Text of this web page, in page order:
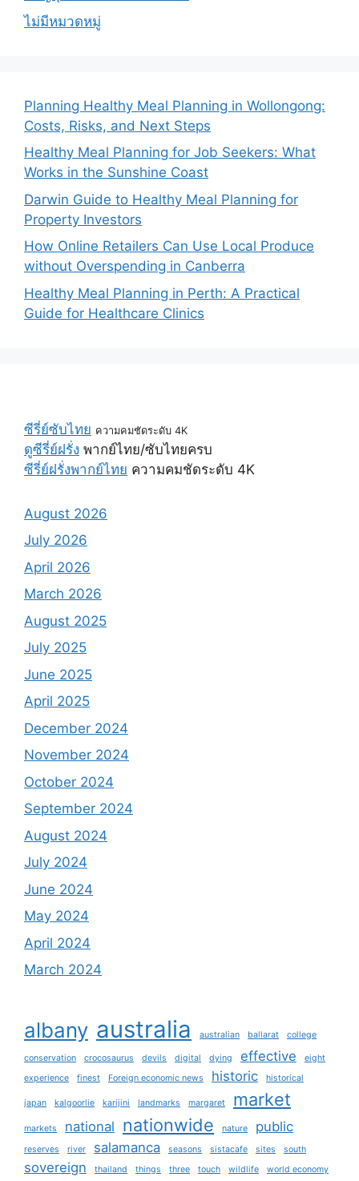
ไม่มีหมวดหมู่
Planning Healthy Meal Planning in Wollongong:
Costs, Risks, and Next Steps
Healthy Meal Planning for Job Seekers: What
Works in the Sunshine Coast
Darwin Guide to Healthy Meal Planning for
Property Investors
How Online Retailers Can Use Local Produce
without Overspending in Canberra
Healthy Meal Planning in Perth: A Practical
Guide for Healthcare Clinics
ซีรี่ย์ซับไทย ความคมชัดระดับ 4K
ดูซีรี่ย์ฝรั่ง พากย์ไทย/ซับไทยครบ
ซีรี่ย์ฝรั่งพากย์ไทย ความคมชัดระดับ 4K
August 2026
July 2026
April 2026
March 2026
August 2025
July 2025
June 2025
April 2025
December 2024
November 2024
October 2024
September 2024
August 2024
July 2024
June 2024
May 2024
April 2024
March 2024
albany australia australian ballarat college
conservation crocosaurus devils digital dying effective
eight
experience
finest Foreign economic news historic historical
japan kalgoorlie karijini landmarks margaret market
markets national nationwide nature public
reserves river salamanca seasons sistacafe sites south
sovereign thailand things three touch wildlife world economy